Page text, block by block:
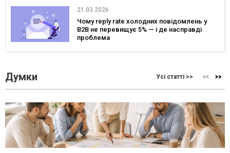
21.03.2026
Чому reply rate холодних повідомлень у
B2B не перевищує 5% — і де насправді
проблема
Думки Усі статті >>